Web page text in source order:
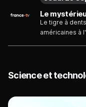
Le tigre à
américaines à
comportement
recherches
emblématique
Science et